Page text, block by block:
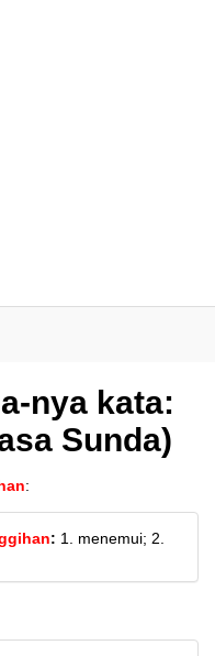
nya kata:
Sunda)
:
: 1. menemui; 2.